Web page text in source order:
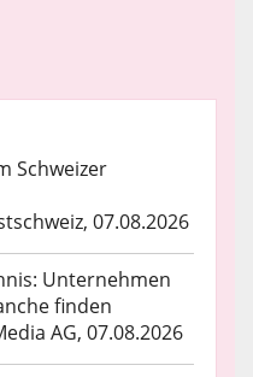
Schweizer
07.08.2026
Unternehmen
finden
AG, 07.08.2026